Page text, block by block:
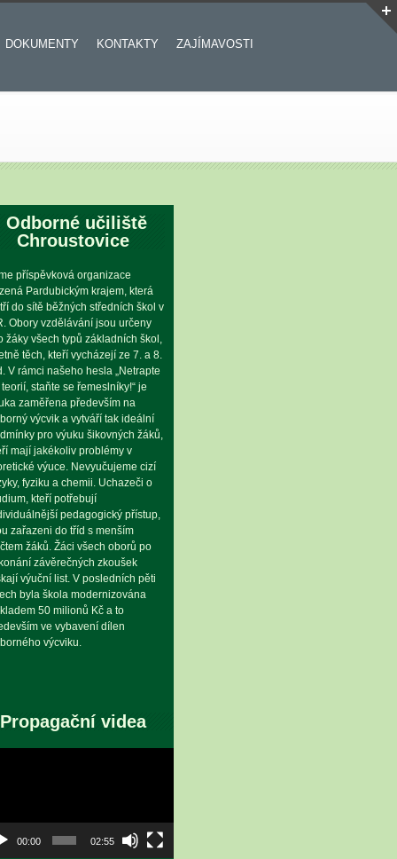
DOKUMENTY KONTAKTY ZAJÍMAVOSTI
Odborné učiliště
Chroustovice
příspěvková organizace
Pardubickým krajem, která
do sítě běžných středních škol v
Obory vzdělávání jsou určeny
žáky všech typů základních škol,
těch, kteří vycházejí ze 7. a 8.
V rámci našeho hesla „Netrapte
staňte se řemeslníky!“ je
zaměřena především na
výcvik a vytváří tak ideální
pro výuku šikovných žáků,
mají jakékoliv problémy v
výuce. Nevyučujeme cizí
fyziku a chemii. Uchazeči o
kteří potřebují
pedagogický přístup,
zařazeni do tříd s menším
žáků. Žáci všech oborů po
závěrečných zkoušek
výuční list. V posledních pěti
byla škola modernizována
50 milionů Kč a to
ve vybavení dílen
výcviku.
Propagační videa
00:00 02:55